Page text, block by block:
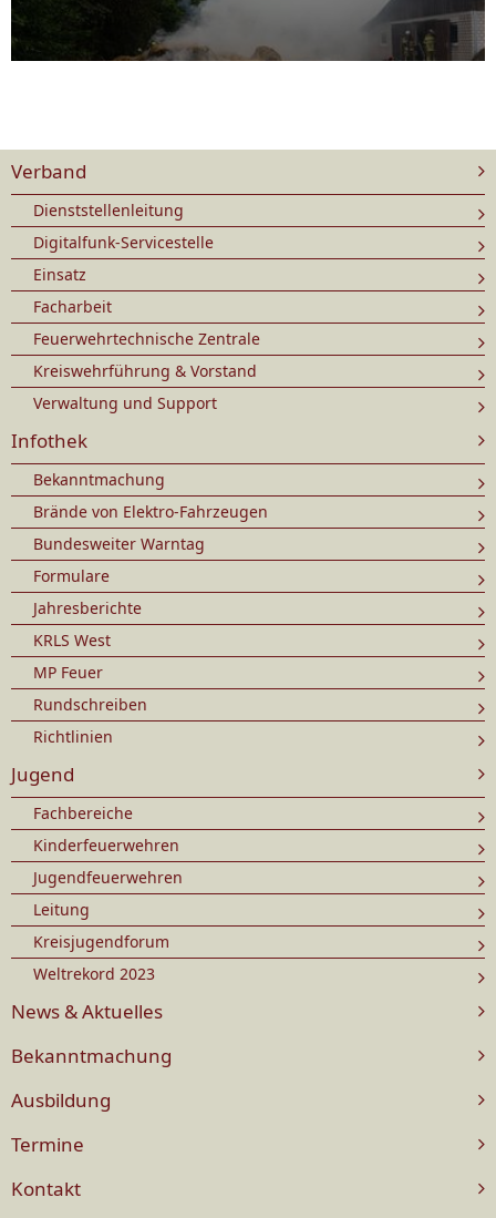
Verband
Dienststellenleitung
Digitalfunk-Servicestelle
Einsatz
Facharbeit
Feuerwehrtechnische Zentrale
Kreiswehrführung & Vorstand
Verwaltung und Support
Infothek
Bekanntmachung
Brände von Elektro-Fahrzeugen
Bundesweiter Warntag
Formulare
Jahresberichte
KRLS West
MP Feuer
Rundschreiben
Richtlinien
Jugend
Fachbereiche
Kinderfeuerwehren
Jugendfeuerwehren
Leitung
Kreisjugendforum
Weltrekord 2023
News & Aktuelles
Bekanntmachung
Ausbildung
Termine
Kontakt